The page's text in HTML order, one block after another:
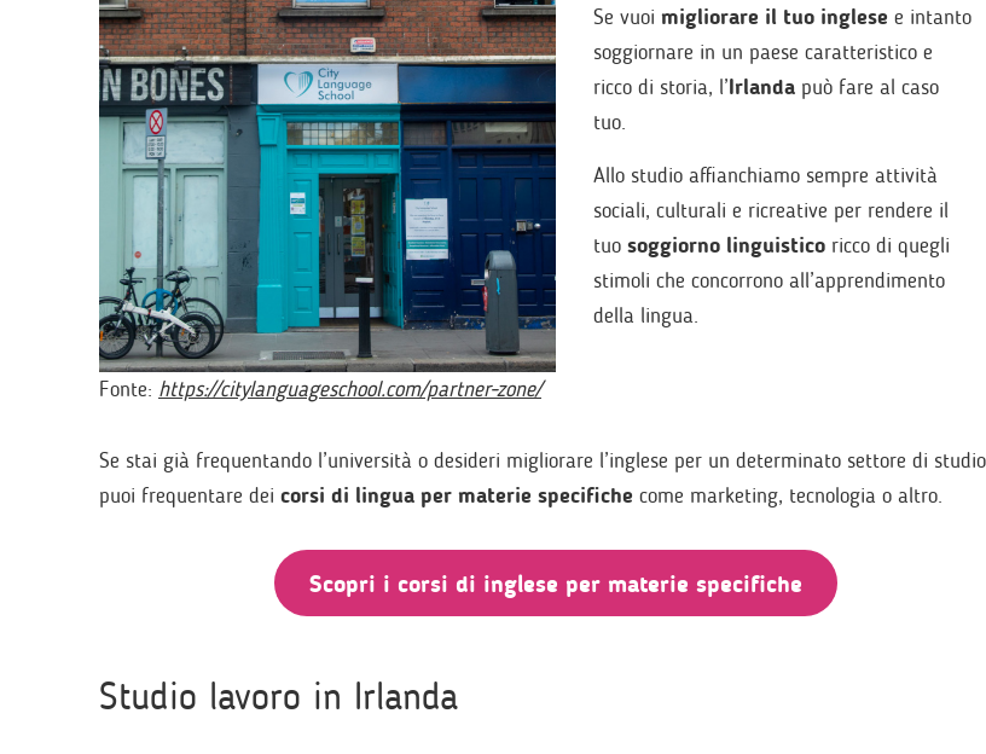
Se vuoi migliorare il tuo inglese e intanto
soggiornare in un paese caratteristico e
ricco di storia, l’Irlandapuò fare al caso
tuo.
Allo studio affianchiamo sempre attività
sociali, culturali e ricreative per rendere il
tuo soggiorno linguisticoricco di quegli
stimoli che concorrono all’apprendimento
della lingua.
Fonte: https://citylanguageschool.com/partner-zone/
Se stai già frequentando l’università o desideri migliorare l’inglese per un determinato settore di
puoi frequentare dei corsi di lingua per materie specifiche come marketing, tecnologia o altro.
Scopri i corsi di inglese per materie specifiche
Studio lavoro in Irlanda